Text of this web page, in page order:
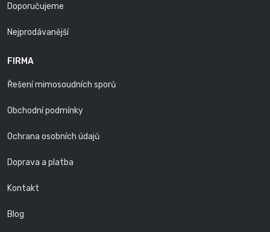
Doporučujeme
Nejprodávanější
FIRMA
Řešení mimosoudních sporů
Obchodní podmínky
Ochrana osobních údajů
Doprava a platba
Kontakt
Blog